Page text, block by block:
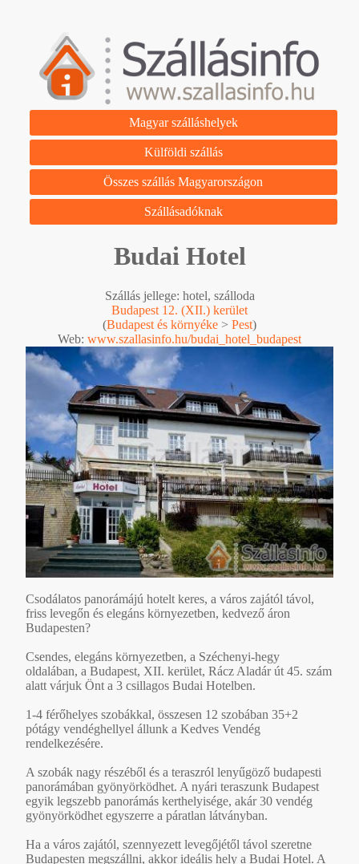
Magyar szálláshelyek
Külföldi szállás
Összes szállás Magyarországon
Szállásadóknak
Budai Hotel
Szállás jellege: hotel, szálloda
Budapest 12. (XII.) kerület
(Budapest és környéke > Pest)
Web: www.szallasinfo.hu/budai_hotel_budapest
Csodálatos panorámájú hotelt keres, a város zajától távol,
friss levegőn és elegáns környezetben, kedvező áron
Budapesten?
Csendes, elegáns környezetben, a Széchenyi-hegy
oldalában, a Budapest, XII. kerület, Rácz Aladár út 45. szám
alatt várjuk Önt a 3 csillagos Budai Hotelben.
1-4 férőhelyes szobákkal, összesen 12 szobában 35+2
pótágy vendéghellyel állunk a Kedves Vendég
rendelkezésére.
A szobák nagy részéből és a teraszról lenyűgöző budapesti
panorámában gyönyörködhet. A nyári teraszunk Budapest
egyik legszebb panorámás kerthelyisége, akár 30 vendég
gyönyörködhet egyszerre a páratlan látványban.
Ha a város zajától, szennyezett levegőjétől távol szeretne
Budapesten megszállni, akkor ideális hely a Budai Hotel. A